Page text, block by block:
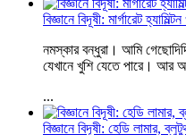
বিজ্ঞানে বিদূষী: মার্গারেট
নমস্কার বন্ধুরা। আমি
যেখানে খুশি যেতে পারে। আর
...
বিজ্ঞানে বিদূষী: হেডি লামার,